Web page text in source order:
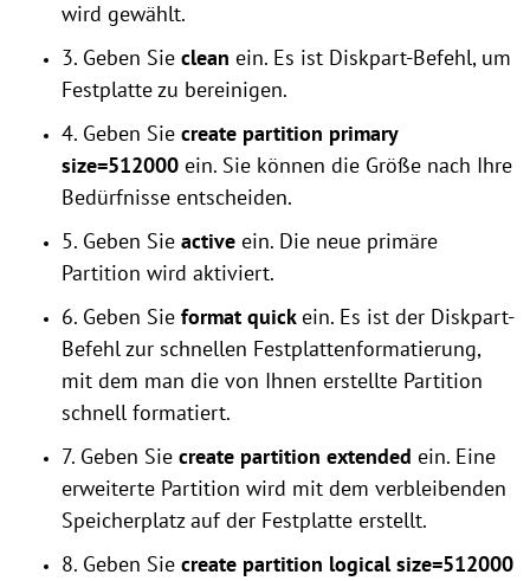
wird gewählt.
3. Geben Sie clean ein. Es ist Diskpart-Befehl, um
Festplatte zu bereinigen.
4. Geben Sie create partition primary
size=512000 ein. Sie können die Größe nach Ihre
Bedürfnisse entscheiden.
5. Geben Sie active ein. Die neue primäre
Partition wird aktiviert.
6. Geben Sie format quickein. Es ist der Diskpart-
Befehl zur schnellen Festplattenformatierung,
mit dem man die von Ihnen erstellte Partition
schnell formatiert.
7. Geben Sie create partition extended ein. Eine
erweiterte Partition wird mit dem verbleibenden
Speicherplatz auf der Festplatte erstellt.
8. Geben Sie create partition logical size=512000